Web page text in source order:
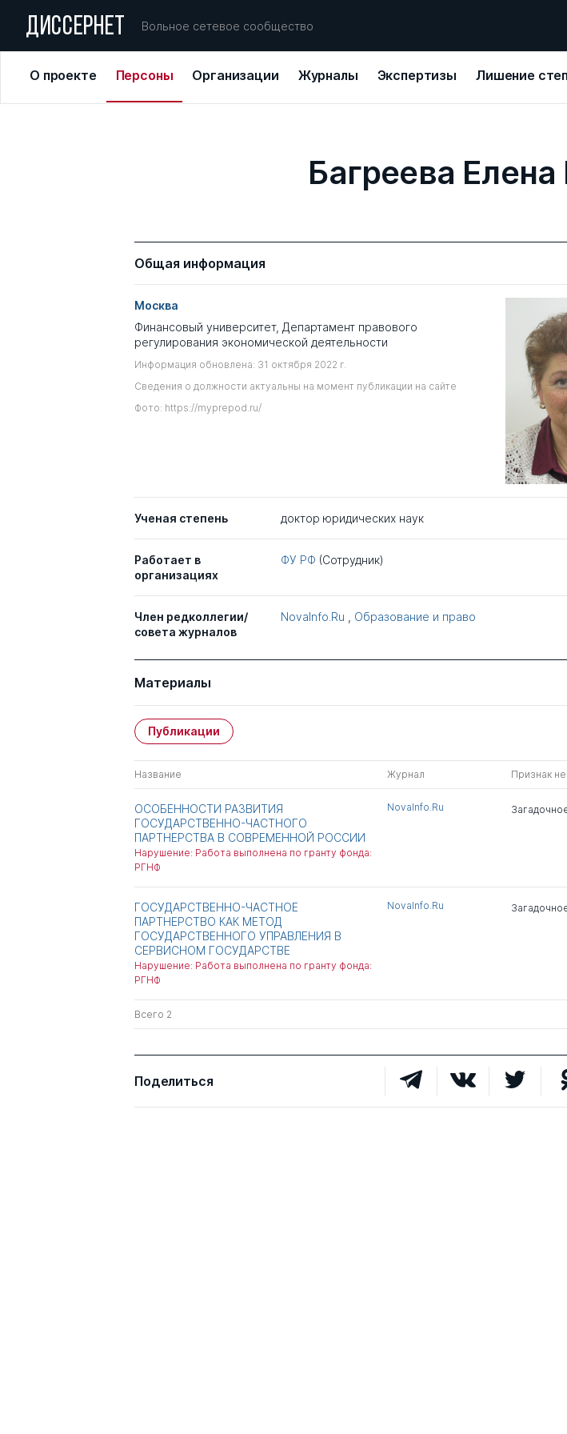
ДИССЕРНЕТ Вольное сетевое сообщество
О проекте Персоны Организации Журналы Экспертизы Лишение
Багреева
Общая информация
Москва
Финансовый университет, Департамент правового
регулирования экономической деятельности
Информация обновлена: 31 октября 2022 г.
Сведения о должности актуальны на момент публикации на сайте
Фото: https://myprepod.ru/
Ученая степень доктор юридических наук
Работает в
организациях
ФУ РФ (Сотрудник)
Член редколлегии/
совета журналов
NovaInfo.Ru Образование и право
Материалы
Публикации
Название Журнал Признак
ОСОБЕННОСТИ РАЗВИТИЯ
ГОСУДАРСТВЕННО-ЧАСТНОГО
ПАРТНЕРСТВА В СОВРЕМЕННОЙ РОССИИ
Нарушение: Работа выполнена по гранту фонда:
РГНФ
NovaInfo.Ru
ГОСУДАРСТВЕННО-ЧАСТНОЕ
ПАРТНЕРСТВО КАК МЕТОД
ГОСУДАРСТВЕННОГО УПРАВЛЕНИЯ В
СЕРВИСНОМ ГОСУДАРСТВЕ
Нарушение: Работа выполнена по гранту фонда:
РГНФ
NovaInfo.Ru
Всего 2
Поделиться